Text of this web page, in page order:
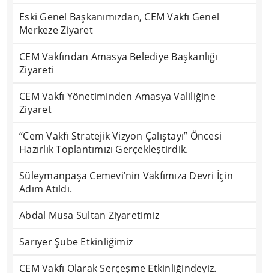
Eski Genel Başkanımızdan, CEM Vakfı Genel
Merkeze Ziyaret
CEM Vakfından Amasya Belediye Başkanlığı
Ziyareti
CEM Vakfı Yönetiminden Amasya Valiliğine
Ziyaret
“Cem Vakfı Stratejik Vizyon Çalıştayı” Öncesi
Hazırlık Toplantımızı Gerçekleştirdik.
Süleymanpaşa Cemevi’nin Vakfımıza Devri İçin
Adım Atıldı.
Abdal Musa Sultan Ziyaretimiz
Sarıyer Şube Etkinliğimiz
CEM Vakfı Olarak Serçeşme Etkinliğindeyiz.